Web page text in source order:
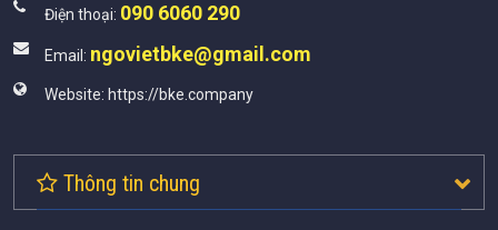
Điện thoại: 090 6060 290
Email: ngovietbke@gmail.com
Website: https://bke.company
Thông tin chung